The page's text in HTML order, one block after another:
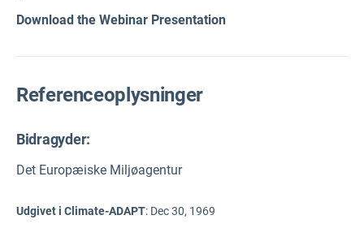
Download the Webinar Presentation
Referenceoplysninger
Bidragyder:
Det Europæiske Miljøagentur
Udgivet i Climate-ADAPT: Dec 30, 1969